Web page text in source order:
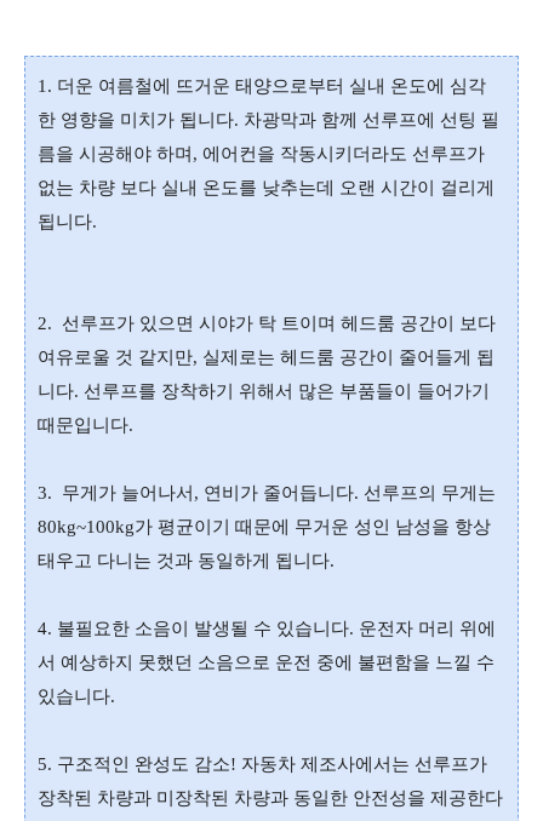
1. 더운 여름철에 뜨거운 태양으로부터 실내 온도에 심각
한 영향을 미치가 됩니다. 차광막과 함께 선루프에 선팅 필
름을 시공해야 하며, 에어컨을 작동시키더라도 선루프가
없는 차량 보다 실내 온도를 낮추는데 오랜 시간이 걸리게
됩니다.
2.
선루프가 있으면 시야가 탁 트이며 헤드룸 공간이 보다
여유로울 것 같지만, 실제로는 헤드룸 공간이 줄어들게 됩
니다. 선루프를 장착하기 위해서 많은 부품들이 들어가기
때문입니다.
3. 무게가 늘어나서, 연비가 줄어듭니다. 선루프의 무게는
80kg~100kg가 평균이기
때문에 무거운 성인 남성을 항상
태우고 다니는 것과 동일하게 됩니다.
4. 불필요한 소음이 발생될 수 있습니다. 운전자 머리 위에
서 예상하지 못했던 소음으로 운전 중에 불편함을 느낄 수
있습니다.
5. 구조적인 완성도 감소! 자동차 제조사에서는 선루프가
장착된 차량과 미장착된 차량과 동일한 안전성을 제공한다